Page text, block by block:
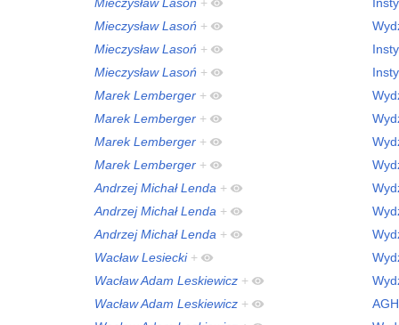
Mieczysław Lasoń +
Mieczysław Lasoń +
Mieczysław Lasoń +
Marek Lemberger +
Marek Lemberger +
Marek Lemberger +
Marek Lemberger +
Andrzej Michał Lenda +
Andrzej Michał Lenda +
Andrzej Michał Lenda +
Wacław Lesiecki +
Wacław Adam Leskiewicz +
Wacław Adam Leskiewicz +
AGH